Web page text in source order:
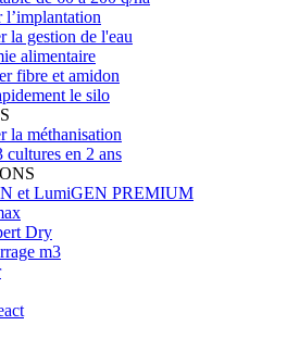
l’implantation
la gestion de l'eau
alimentaire
fibre et amidon
le silo
la méthanisation
cultures en 2 ans
et LumiGEN PREMIUM
Dry
m3